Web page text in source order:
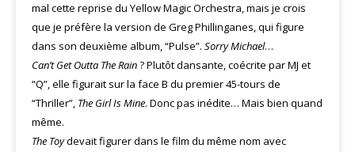
mal cette reprise du Yellow Magic Orchestra, mais je crois
que je préfère la version de Greg Phillinganes, qui figure
dans son deuxième album, “Pulse”. Sorry Michael…
Can’t Get Outta The Rain? Plutôt dansante, coécrite par MJ et
“Q”, elle figurait sur la face B du premier 45-tours de
“Thriller”, The Girl Is Mine. Donc pas inédite… Mais bien quand
même.
The Toydevait figurer dans le film du même nom avec